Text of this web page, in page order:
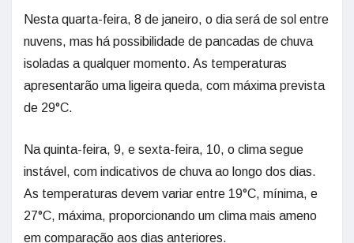
Nesta quarta-feira, 8 de janeiro, o dia será de sol entre
nuvens, mas há possibilidade de pancadas de chuva
isoladas a qualquer momento. As temperaturas
apresentarão uma ligeira queda, com máxima prevista
de 29°C.
Na quinta-feira, 9, e sexta-feira, 10, o clima segue
instável, com indicativos de chuva ao longo dos dias.
As temperaturas devem variar entre 19°C, mínima, e
27°C, máxima, proporcionando um clima mais ameno
em comparação aos dias anteriores.